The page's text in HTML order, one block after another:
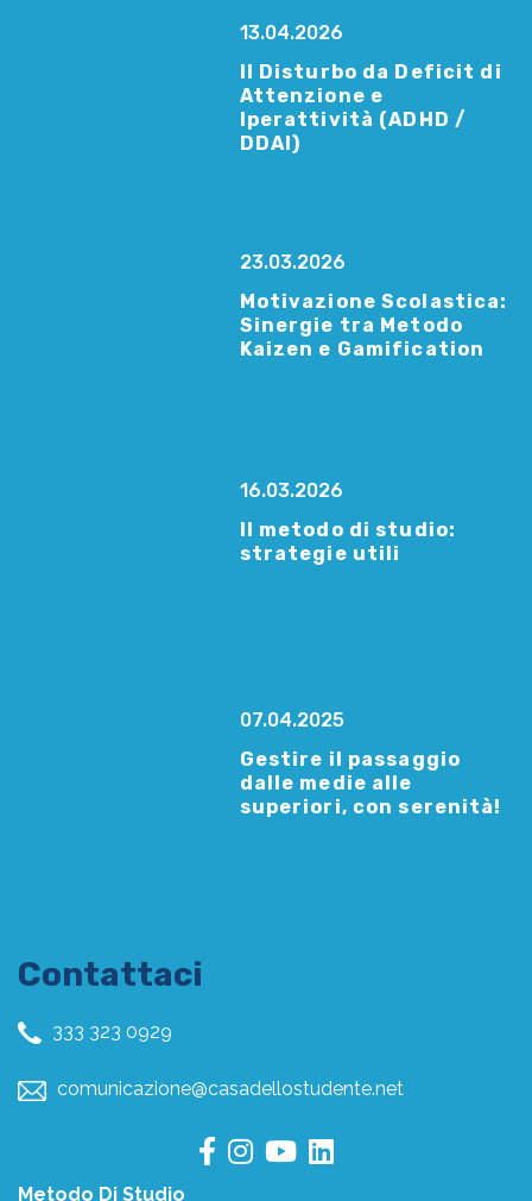
13.04.2026
Il Disturbo da Deficit di
Attenzione e
Iperattività (ADHD /
DDAI)
23.03.2026
Motivazione Scolastica:
Sinergie tra Metodo
Kaizen e Gamification
16.03.2026
Il metodo di studio:
strategie utili
07.04.2025
Gestire il passaggio
dalle medie alle
superiori, con serenità!
Contattaci
333 323 0929
comunicazione@casadellostudente.net
Metodo Di Studio